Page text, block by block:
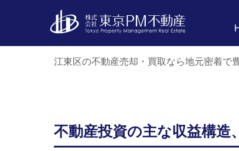
江東区の不動産売却・買取なら地元密着で
不動産投資の主な収益構造